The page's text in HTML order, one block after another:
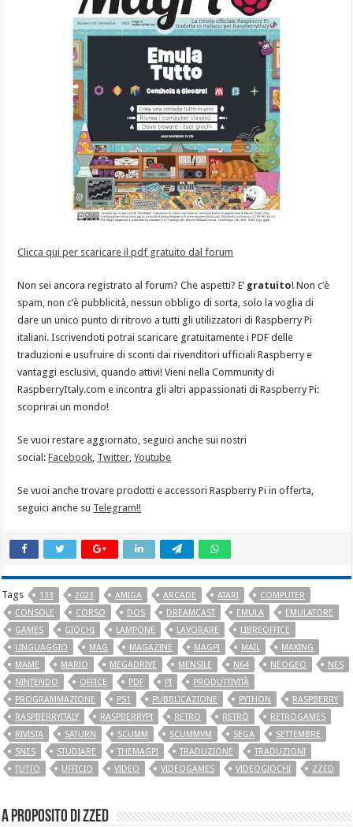
Clicca qui per scaricare il pdf gratuito dal forum
Non sei ancora registrato al forum? Che aspetti? E’ gratuito! Non c’è
spam, non c’è pubblicità, nessun obbligo di sorta, solo la voglia di
dare un unico punto di ritrovo a tutti gli utilizzatori di Raspberry Pi
italiani. Iscrivendoti potrai scaricare gratuitamente i PDF delle
traduzioni e usufruire di sconti dai rivenditori ufficiali Raspberry e
vantaggi esclusivi, quando attivi! Vieni nella Community di
RaspberryItaly.com e incontra gli altri appassionati di Raspberry Pi:
scoprirai un mondo!
Se vuoi restare aggiornato, seguici anche sui nostri
social:Facebook Twitter ,Youtube
Se vuoi anche trovare prodotti e accessori Raspberry Pi in offerta,
seguici anche su Telegram!!
Tags 133 2023 AMIGA ARCADE ATARI
COMPUTER
CONSOLE
CORSO DOS DREAMCAST EMULA
EMULATORE
GAMES
GIOCHI LAMPONE LAVORARE
LIBREOFFICE
LINGUAGGIO
MAG MAGAZINE MAGPI MAIL
MAKING
MAME
MARIO MEGADRIVE MENSILE N64 NEOGEO
NES
NINTENDO
OFFICE PDF PI
PRODUTTIVITÀ
PROGRAMMAZIONE
PS1 PUBBLICAZIONE PYTHON
RASPBERRY
RASPBERRYITALY
RASPBERRYPI RETRO RETRÒ
RETROGAMES
RIVISTA
SATURN SCUMM SCUMMVM SEGA
SETTEMBRE
SNES
STUDIARE THEMAGPI TRADUZIONE
TRADUZIONI
TUTTO
UFFICIO VIDEO VIDEOGAMES VIDEOGIOCHI ZZED
A proposito di Zzed